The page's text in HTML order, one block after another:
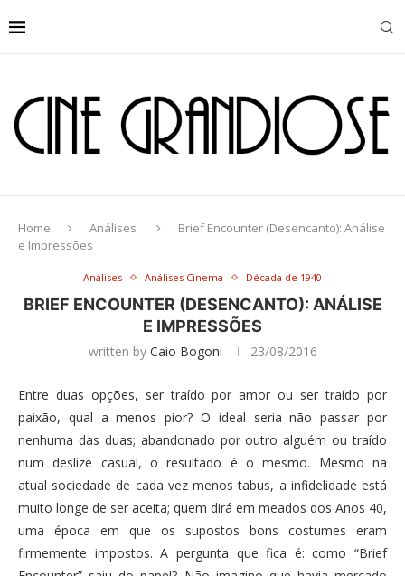
Home Análises
Brief Encounter (Desencanto): Análise
e Impressões
Análises Análises Cinema Década de 1940
BRIEF ENCOUNTER (DESENCANTO): ANÁLISE
E IMPRESSÕES
written by Caio Bogoni 23/08/2016
Entre duas opções, ser traído por amor ou ser traído por
paixão, qual a menos pior? O ideal seria não passar por
nenhuma das duas; abandonado por outro alguém ou traído
num deslize casual, o resultado é o mesmo. Mesmo na
atual sociedade de cada vez menos tabus, a infidelidade está
muito longe de ser aceita; quem dirá em meados dos Anos 40,
uma época em que os supostos bons costumes eram
firmemente impostos. A pergunta que fica é: como “Brief